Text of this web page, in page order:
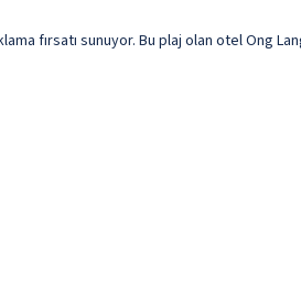
fırsatı sunuyor. Bu plaj olan otel Ong